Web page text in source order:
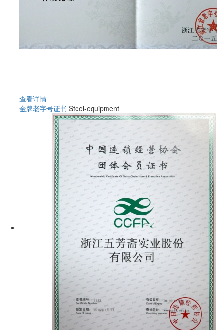
查看详情
金牌老字号证书 Steel-equipment